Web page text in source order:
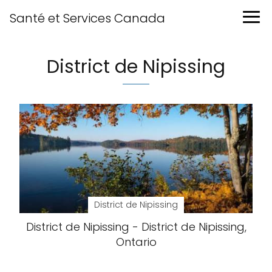
Santé et Services Canada
District de Nipissing
District de Nipissing
District de Nipissing - District de Nipissing,
Ontario